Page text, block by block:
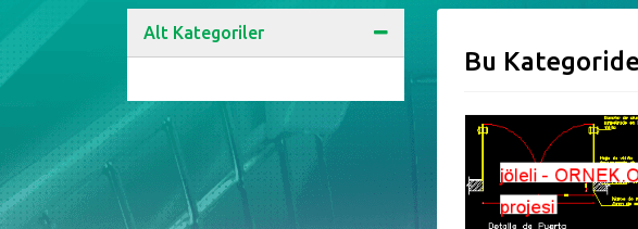
Alt Kategoriler
Bu